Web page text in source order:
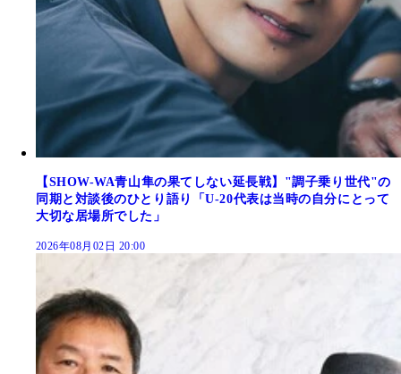
【SHOW-WA青山隼の果てしない延長戦】"調子乗り世代"の
同期と対談後のひとり語り「U-20代表は当時の自分にとって
大切な居場所でした」
2026年08月02日 20:00